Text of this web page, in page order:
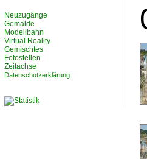
Neuzugänge
Gemälde
Modellbahn
Virtual Reality
Gemischtes
Fotostellen
Zeitachse
Datenschutzerklärung